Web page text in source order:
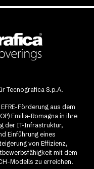
Tecnografica S.p.A.
Förderung aus dem
Emilia-Romagna in ihre
der IT-Infrastruktur,
Einführung eines
von Effizienz,
mit dem
Modells zu erreichen.